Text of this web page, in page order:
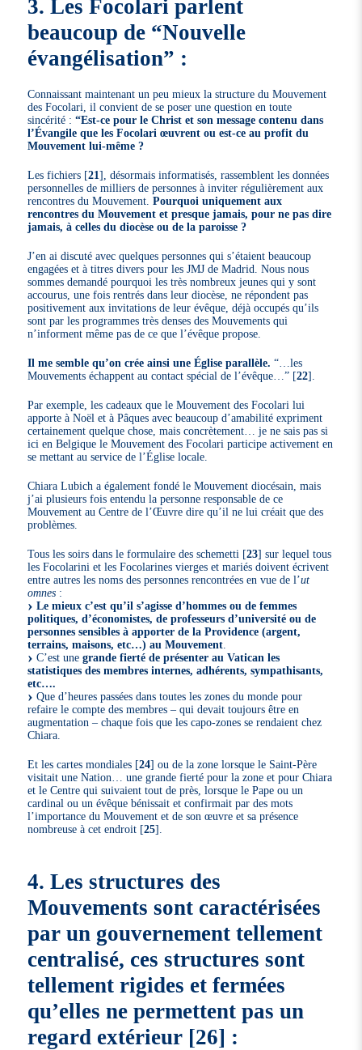
3. Les Focolari parlent
beaucoup de “Nouvelle
évangélisation” :
Connaissant maintenant un peu mieux la structure du Mouvement
des Focolari, il convient de se poser une question en toute
sincérité :“Est-ce pour le Christ et son message contenu dans
l’Évangile que les Focolari œuvrent ou est-ce au profit du
Mouvement lui-même ?
Les fichiers [21] , désormais informatisés, rassemblent les données
personnelles de milliers de personnes à inviter régulièrement aux
rencontres du Mouvement.Pourquoi uniquement aux
rencontres du Mouvement et presque jamais, pour ne pas dire
jamais, à celles du diocèse ou de la paroisse ?
J’en ai discuté avec quelques personnes qui s’étaient beaucoup
engagées et à titres divers pour les JMJ de Madrid. Nous nous
sommes demandé pourquoi les très nombreux jeunes qui y sont
accourus, une fois rentrés dans leur diocèse, ne répondent pas
positivement aux invitations de leur évêque, déjà occupés qu’ils
sont par les programmes très denses des Mouvements qui
n’informent même pas de ce que l’évêque propose.
Il me semble qu’on crée ainsi une Église parallèle.“…les
Mouvements échappent au contact spécial de l’évêque…” [22]
Par exemple, les cadeaux que le Mouvement des Focolari lui
apporte à Noël et à Pâques avec beaucoup d’amabilité expriment
certainement quelque chose, mais concrètement… je ne sais pas si
ici en Belgique le Mouvement des Focolari participe activement en
se mettant au service de l’Église locale.
Chiara Lubich a également fondé le Mouvement diocésain, mais
j’ai plusieurs fois entendu la personne responsable de ce
Mouvement au Centre de l’Œuvre dire qu’il ne lui créait que des
problèmes.
Tous les soirs dans le formulaire des schemetti [23] sur lequel tous
les Focolarini et les Focolarines vierges et mariés doivent écrivent
entre autres les noms des personnes rencontrées en vue de l’ut
omnes :
Le mieux c’est qu’il s’agisse d’hommes ou de femmes
politiques, d’économistes, de professeurs d’université ou de
personnes sensibles à apporter de la Providence (argent,
terrains, maisons, etc…) au Mouvement
C’est unegrande fierté de présenter au Vatican les
statistiques des membres internes, adhérents, sympathisants,
etc….
Que d’heures passées dans toutes les zones du monde pour
refaire le compte des membres – qui devait toujours être en
augmentation – chaque fois que les capo-zones se rendaient chez
Chiara.
Et les cartes mondiales [24] ou de la zone lorsque le Saint-Père
visitait une Nation… une grande fierté pour la zone et pour Chiara
et le Centre qui suivaient tout de près, lorsque le Pape ou un
cardinal ou un évêque bénissait et confirmait par des mots
l’importance du Mouvement et de son œuvre et sa présence
nombreuse à cet endroit [25]
4. Les structures des
Mouvements sont caractérisées
par un gouvernement tellement
centralisé, ces structures sont
tellement rigides et fermées
qu’elles ne permettent pas un
regard extérieur [26] :